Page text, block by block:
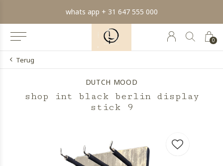
0
whats app + 31 647 555 000
Terug
DUTCH MOOD
shop int black berlin display
stick 9